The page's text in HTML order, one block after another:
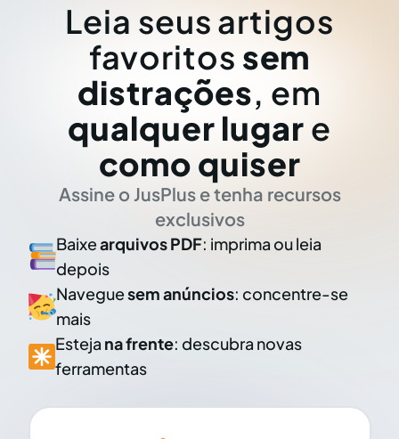
Leia seus artigos
favoritos sem
distrações, em
qualquer lugar e
como quiser
Assine o JusPlus e tenha recursos
exclusivos
Baixearquivos PDF: imprima ou leia
depois
Naveguesem anúncios: concentre-se
mais
Esteja na frente: descubra novas
ferramentas